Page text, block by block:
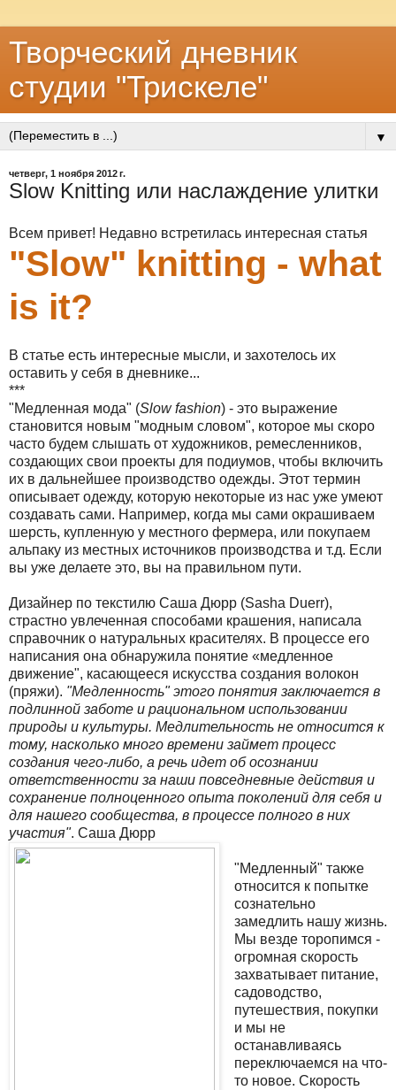
Творческий дневник
студии "Трискеле"
▼
четверг, 1 ноября 2012 г.
Slow Knitting или наслаждение улитки
Всем привет! Недавно встретилась интересная статья
"Slow" knitting - what
is it?
В статье есть интересные мысли, и захотелось их
оставить у себя в дневнике...
***
"Медленная мода" (Slow fashion) - это выражение
становится новым "модным словом", которое мы скоро
часто будем слышать от художников, ремесленников,
создающих свои проекты для подиумов, чтобы включить
их в дальнейшее производство одежды. Этот термин
описывает одежду, которую некоторые из нас уже умеют
создавать сами. Например, когда мы сами окрашиваем
шерсть, купленную у местного фермера, или покупаем
альпаку из местных источников производства и т.д. Если
вы уже делаете это, вы на правильном пути.
Дизайнер по текстилю Саша Дюрр (Sasha Duerr),
страстно увлеченная способами крашения, написала
справочник о натуральных красителях. В процессе его
написания она обнаружила понятие «медленное
движение", касающееся искусства создания волокон
(пряжи). "Медленность" этого понятия заключается в
подлинной заботе и рациональном использовании
природы и культуры. Медлительность не относится к
тому, насколько много времени займет процесс
создания чего-либо, а речь идет об осознании
ответственности за наши повседневные действия и
сохранение полноценного опыта поколений для себя и
для нашего сообщества, в процессе полного в них
участия". Саша Дюрр
"Медленный" также
относится к попытке
сознательно
замедлить нашу жизнь.
Мы везде торопимся -
огромная скорость
захватывает питание,
садоводство,
путешествия, покупки
и мы не
останавливаясь
переключаемся на что-
то новое. Скорость